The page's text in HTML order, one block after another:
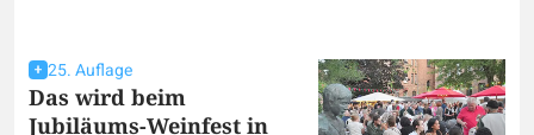
25. Auflage
Das wird beim
Jubiläums-Weinfest in